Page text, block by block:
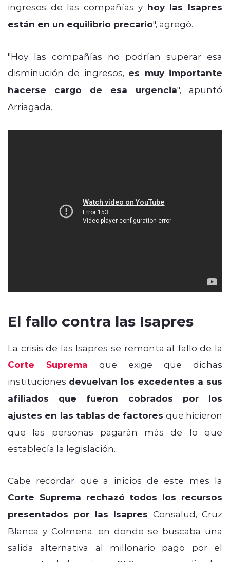
ingresos de las compañías y hoy las Isapres
están en un equilibrio precario", agregó.
"Hoy las compañías no podrían superar esa
disminución de ingresos, es muy importante
hacerse cargo de esa urgencia", apuntó
Arriagada.
El fallo contra las Isapres
La crisis de las Isapres se remonta al fallo de la
Corte Suprema que exige que dichas
instituciones devuelvan los excedentes a sus
afiliados que fueron cobrados por los
ajustes en las tablas de factores que hicieron
que las personas pagarán más de lo que
establecía la legislación.
Cabe recordar que a inicios de este mes la
Corte Suprema rechazó todos los recursos
presentados por las Isapres Consalud, Cruz
Blanca y Colmena, en donde se buscaba una
salida alternativa al millonario pago por el